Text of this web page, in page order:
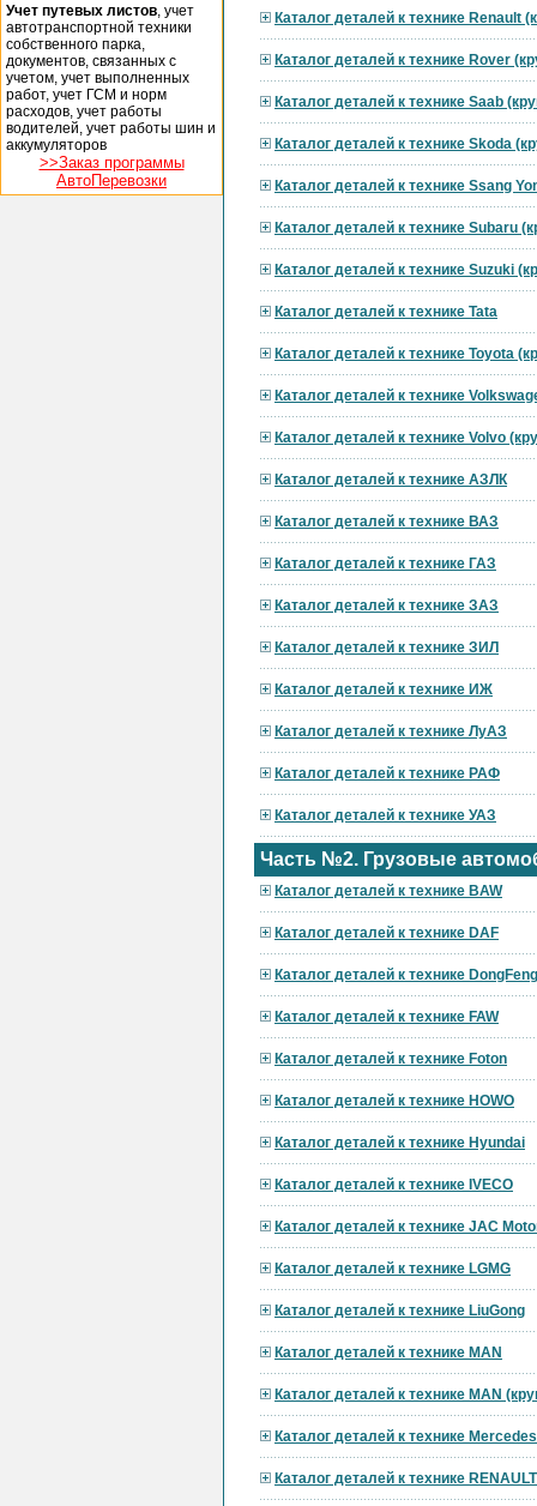
Учет путевых листов , учет
автотранспортной техники
собственного парка,
документов, связанных с
учетом, учет выполненных
работ, учет ГСМ и норм
расходов, учет работы
водителей, учет работы шин и
аккумуляторов
>>Заказ программы
АвтоПеревозки
Каталог деталей к технике Renault
Каталог деталей к технике Rover
Каталог деталей к технике Saab
Каталог деталей к технике Skoda
Каталог деталей к технике Ssang
Каталог деталей к технике Subaru
Каталог деталей к технике Suzuki
Каталог деталей к технике Tata
Каталог деталей к технике Toyota
Каталог деталей к технике
Каталог деталей к технике Volvo
Каталог деталей к технике АЗЛК
Каталог деталей к технике ВАЗ
Каталог деталей к технике ГАЗ
Каталог деталей к технике ЗАЗ
Каталог деталей к технике ЗИЛ
Каталог деталей к технике ИЖ
Каталог деталей к технике ЛуАЗ
Каталог деталей к технике РАФ
Каталог деталей к технике УАЗ
Часть №2. Грузовые
Каталог деталей к технике BAW
Каталог деталей к технике DAF
Каталог деталей к технике DongFeng
Каталог деталей к технике FAW
Каталог деталей к технике Foton
Каталог деталей к технике HOWO
Каталог деталей к технике Hyundai
Каталог деталей к технике IVECO
Каталог деталей к технике JAC
Каталог деталей к технике LGMG
Каталог деталей к технике LiuGong
Каталог деталей к технике MAN
Каталог деталей к технике MAN
Каталог деталей к технике
Каталог деталей к технике RENAULT